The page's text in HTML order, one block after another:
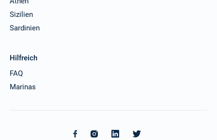
Sizilien
Sardinien
Hilfreich
FAQ
Marinas